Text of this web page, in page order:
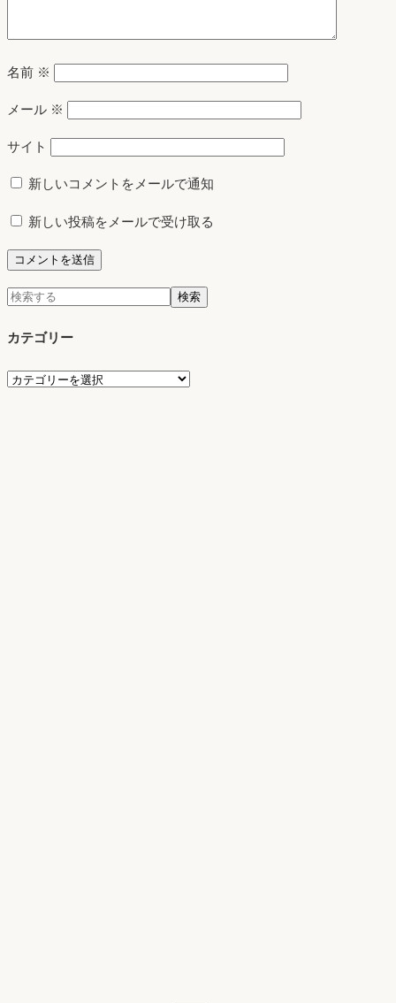
名前 ※
メール ※
サイト
新しいコメントをメールで通知
新しい投稿をメールで受け取る
検
検索
カテゴリー
カ